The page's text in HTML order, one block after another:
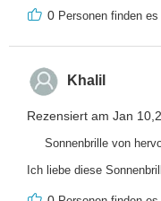
0 Personen finden
Khalil
Rezensiert am Jan
Sonnenbrille von
Ich liebe diese